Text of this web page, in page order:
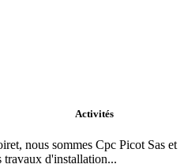
Activités
nous sommes Cpc Picot Sas et
travaux d'installation...